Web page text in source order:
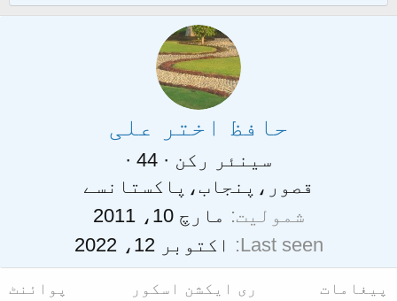
حافظ اختر علی
سینئر رکن ·
·
قصور،پنجاب،پاکستانسے
شمولیت
مارچ 10، 2011
Last seen
اکتوبر 12، 2022
پیغامات ری ایکشن اسکور پوائنٹ